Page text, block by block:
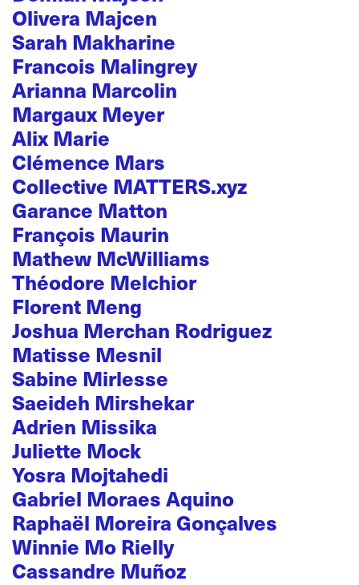
Olivera Majcen
Sarah Makharine
Francois Malingrey
Arianna Marcolin
Margaux Meyer
Alix Marie
Clémence Mars
Collective MATTERS.xyz
Garance Matton
François Maurin
Mathew McWilliams
Théodore Melchior
Florent Meng
Joshua Merchan Rodriguez
Matisse Mesnil
Sabine Mirlesse
Saeideh Mirshekar
Adrien Missika
Juliette Mock
Yosra Mojtahedi
Gabriel Moraes Aquino
Raphaël Moreira Gonçalves
Winnie Mo Rielly
Cassandre Muñoz